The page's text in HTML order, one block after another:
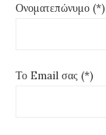
Ονοματεπώνυμο (*)
Το Email σας (*)